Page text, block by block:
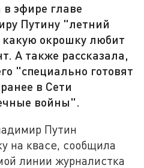
эфире главе
Путину "летний
окрошку любит
А также рассказала,
"специально готовят
в Сети
войны".
Путин
на квасе, сообщила
линии журналистка